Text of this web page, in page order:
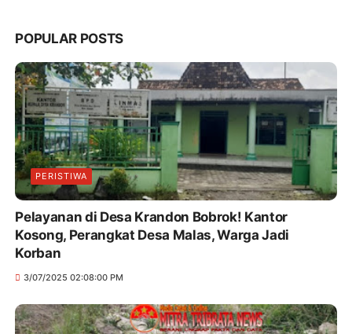
POPULAR POSTS
PERISTIWA
Pelayanan di Desa Krandon Bobrok! Kantor
Kosong, Perangkat Desa Malas, Warga Jadi
Korban
3/07/2025 02:08:00 PM